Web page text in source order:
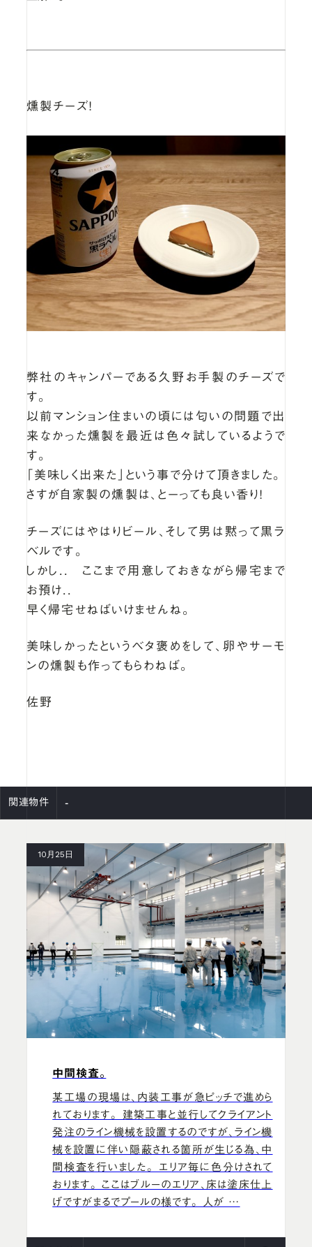
燻製チーズ！
弊社のキャンパーである久野お手製のチーズで
す。
以前マンション住まいの頃には匂いの問題で出
来なかった燻製を最近は色々試しているようで
す。
「美味しく出来た」という事で分けて頂きました。
さすが自家製の燻製は、とーっても良い香り！
チーズにはやはりビール、そして男は黙って黒ラ
ベルです。
しかし.. ここまで用意しておきながら帰宅まで
お預け..
早く帰宅せねばいけませんね。
美味しかったというベタ褒めをして、卵やサーモ
ンの燻製も作ってもらわねば。
佐野
関連物件 -
10月25日
中間検査。
某工場の現場は、内装工事が急ピッチで進めら
れております。 建築工事と並行してクライアント
発注のライン機械を設置するのですが、ライン機
械を設置に伴い隠蔽される箇所が生じる為、中
間検査を行いました。 エリア毎に色分けされて
おります。 ここはブルーのエリア、床は塗床仕上
げですがまるでプールの様です。 人が …